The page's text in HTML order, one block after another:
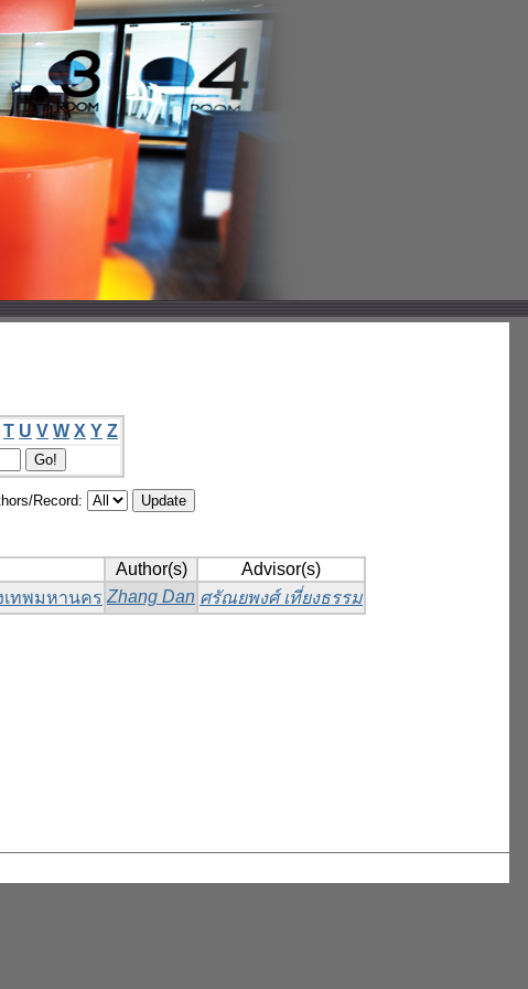
T U V W X Y Z
Record:
Author(s)
Advisor(s)
เทพมหานคร Zhang Dan ศรัณยพงศ์ เที่ยงธรรม